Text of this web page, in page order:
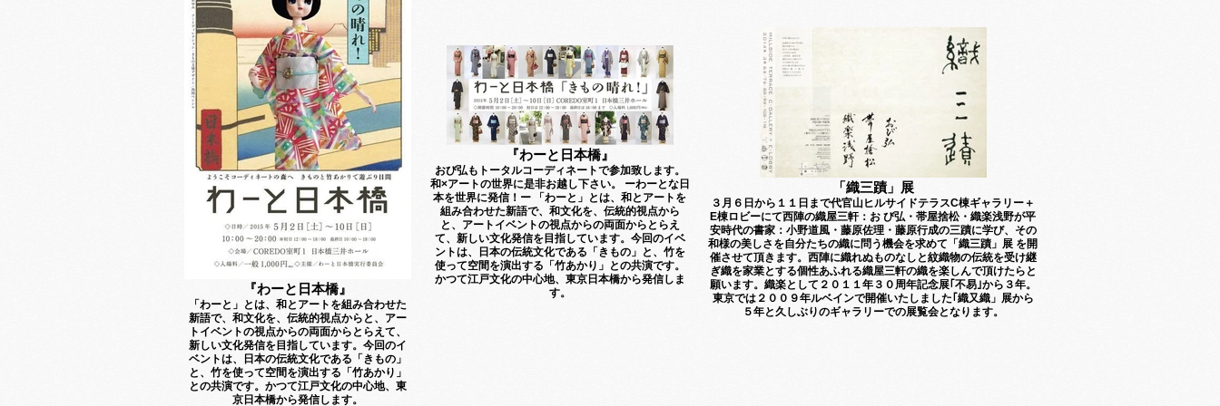
『わーと日本橋』
「わーと」とは、和とアートを組み合わせた
新語で、和文化を、伝統的視点からと、アー
トイベントの視点からの両面からとらえて、
新しい文化発信を目指しています。今回のイ
ベントは、日本の伝統文化である「きもの」
と、竹を使って空間を演出する「竹あかり」
との共演です。かつて江戸文化の中心地、東
京日本橋から発信します。
『わーと日本橋』
おび弘もトータルコーディネートで参加致します。
和×アートの世界に是非お越し下さい。 ーわーとな日
本を世界に発信！ー 「わーと」とは、和とアートを
組み合わせた新語で、和文化を、伝統的視点から
と、アートイベントの視点からの両面からとらえ
て、新しい文化発信を目指しています。今回のイベ
ントは、日本の伝統文化である「きもの」と、竹を
使って空間を演出する「竹あかり」との共演です。
かつて江戸文化の中心地、東京日本橋から発信しま
す。
「織三蹟」展
３月６日から１１日まで代官山ヒルサイドテラスC棟ギャラリー＋
E棟ロビーにて西陣の織屋三軒：お び弘・帯屋捨松・織楽浅野が平
安時代の書家：小野道風・藤原佐理・藤原行成の三蹟に学び、その
和様の美しさを自分たちの織に問う機会を求めて「織三蹟」展 を開
催させて頂きます。西陣に織れぬものなしと紋織物の伝統を受け継
ぎ織を家業とする個性あふれる織屋三軒の織を楽しんで頂けたらと
願います。織楽として２０１１年３０周年記念展｢不易｣から３年。
東京では２００９年ルベインで開催いたしました｢織又織」展から
５年と久しぶりのギャラリーでの展覧会となります。